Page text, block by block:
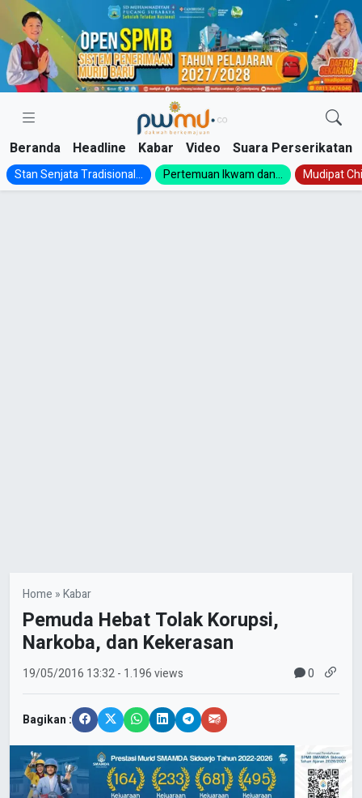
Skip
content
Beranda Headline Kabar Video Suara Perserikatan
Stan Senjata Tradisional... Pertemuan Ikwam dan... Mudipat
Home »Kabar
Pemuda Hebat Tolak Korupsi,
Narkoba, dan Kekerasan
19/05/2016 13:32- 1.196 views 0
Bagikan :